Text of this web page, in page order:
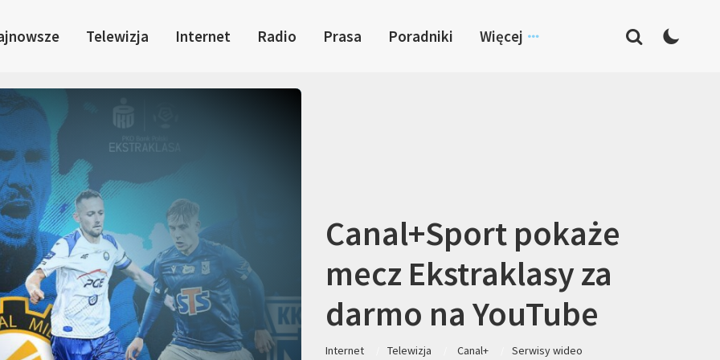
Telewizja Internet Radio Prasa Poradniki Więcej
Canal+Sport pokaże
mecz Ekstraklasy za
darmo na YouTube
Internet Telewizja Canal+ Serwisy wideo